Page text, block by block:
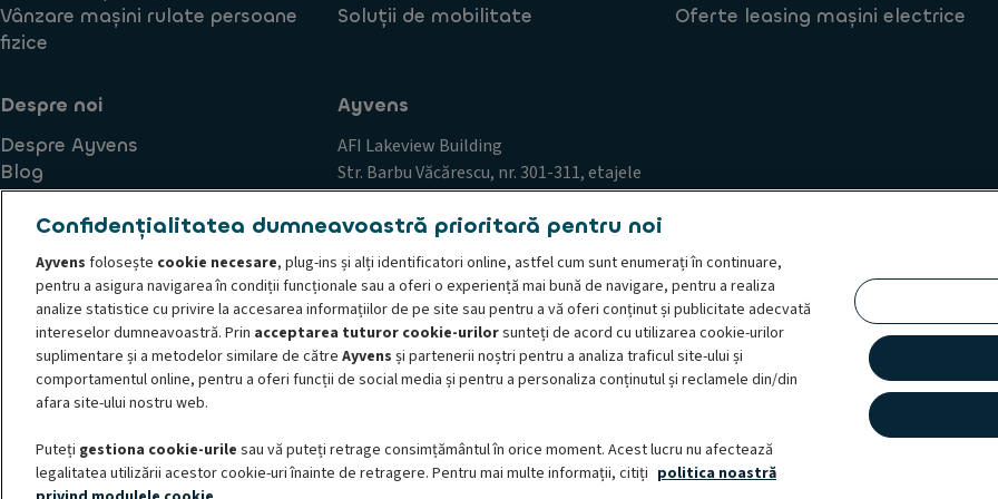
Vânzare mașini rulate persoane
fizice
Soluții de mobilitate
Oferte leasing mașini electrice
Despre noi
Despre Ayvens
Blog
Carieră
Ayvens
AFI Lakeview Building
Str. Barbu Văcărescu, nr. 301-311, etajele
12 & 13
Sector 2
București, România
Principii de conduită și etică Politica de cookie-uri Cerere de acces din partea persoanei vizate
Termeni și condiții
Declarație de confidențialitate
Societe Generale Trimite o reclamație Whistleblowing
© 2026 ALD Automotive | LeasePlan anunță noul său brand global de mobilitate, Ayvens, care reunește cele două companii sub o identitate comună.
mobilității sustenabile, oferind servicii de leasing complete, modele de abonament flexibile, servicii de administrare a flotei și soluții de multi-
mari, IMM-uri, persoane fizice autorizate și persoane fizice. Datorită acoperirii extinse, cu prezență directă în 40 de țări, Ayvens își valorifică poziția
tranziție către o economie cu emisii scazute de carbon și de transformare digitală a industriei, prin soluții de mobilitate inovatoare și servicii bazate
Confidențialitatea dumneavoastră prioritară pentru noi
Ayvens folosește cookie necesare, plug-ins și alți identificatori online, astfel cum sunt enumerați în continuare,
pentru a asigura navigarea în condiții funcționale sau a oferi o experiență mai bună de navigare, pentru a realiza
analize statistice cu privire la accesarea informațiilor de pe site sau pentru a vă oferi conținut și publicitate adecvată
intereselor dumneavoastră. Prin acceptarea tuturor cookie-urilorsunteți de acord cu utilizarea cookie-urilor
suplimentare și a metodelor similare de către Ayvens și partenerii noștri pentru a analiza traficul site-ului și
comportamentul online, pentru a oferi funcții de social media și pentru a personaliza conținutul și reclamele din/din
afara site-ului nostru web.
Puteți gestiona cookie-urile sau vă puteți retrage consimțământul în orice moment. Acest lucru nu afectează
legalitatea utilizării acestor cookie-uri înainte de retragere. Pentru mai multe informații, citiți politica noastră